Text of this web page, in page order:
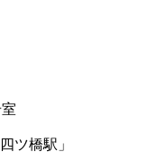
ツ橋駅」